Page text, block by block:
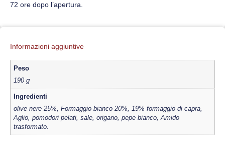
72 ore dopo l’apertura.
Informazioni aggiuntive
Peso
190 g
Ingredienti
olive nere 25%, Formaggio bianco 20%, 19% formaggio di capra,
Aglio, pomodori pelati, sale, origano, pepe bianco, Amido
trasformato.